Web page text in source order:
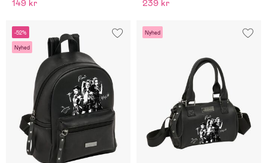
149 kr 239 kr
-52%
Nyhed
Nyhed